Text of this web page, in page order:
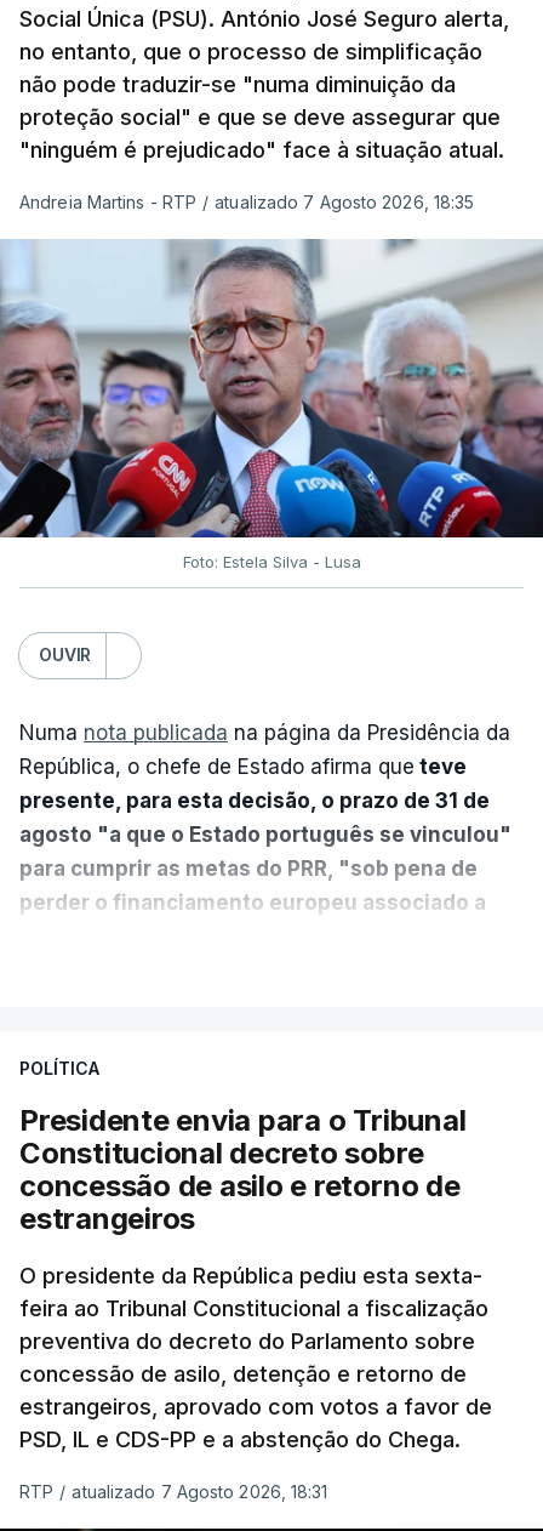
Social Única (PSU). António José Seguro alerta,
no entanto, que o processo de simplificação
não pode traduzir-se "numa diminuição da
proteção social" e que se deve assegurar que
"ninguém é prejudicado" face à situação atual.
Andreia Martins - RTP / atualizado 7 Agosto 2026, 18:35
Foto: Estela Silva - Lusa
OUVIR
Numa nota publicada na página da Presidência da
República, o chefe de Estado afirma que teve
presente, para esta decisão, o prazo de 31 de
agosto "a que o Estado português se vinculou"
para cumprir as metas do PRR, "sob pena de
perder o financiamento europeu associado a
sistema mais simples, mais justo e transparente".
"Sempre que seja possível reduzir burocracias,
eliminar sobreposições e garantir que os apoios
chegam a quem mais necessita, estaremos a dar
um passo na direção certa", argumenta o
Presidente da República.
Assegurar que "ninguém é
prejudicado"
O Preisdente deixa, no entanto, deixa alguns
POLÍTICA
Presidente envia para o Tribunal
Constitucional decreto sobre
concessão de asilo e retorno de
estrangeiros
O presidente da República pediu esta sexta-
feira ao Tribunal Constitucional a fiscalização
preventiva do decreto do Parlamento sobre
concessão de asilo, detenção e retorno de
estrangeiros, aprovado com votos a favor de
PSD, IL e CDS-PP e a abstenção do Chega.
RTP / atualizado 7 Agosto 2026, 18:31